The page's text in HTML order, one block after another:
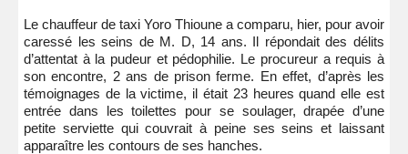
Le chauffeur de taxi Yoro Thioune a comparu, hier, pour avoir
caressé les seins de M. D, 14 ans. Il répondait des délits
d’attentat à la pudeur et pédophilie. Le procureur a requis à
son encontre, 2 ans de prison ferme. En effet, d’après les
témoignages de la victime, il était 23 heures quand elle est
entrée dans les toilettes pour se soulager, drapée d’une
petite serviette qui couvrait à peine ses seins et laissant
apparaître les contours de ses hanches.